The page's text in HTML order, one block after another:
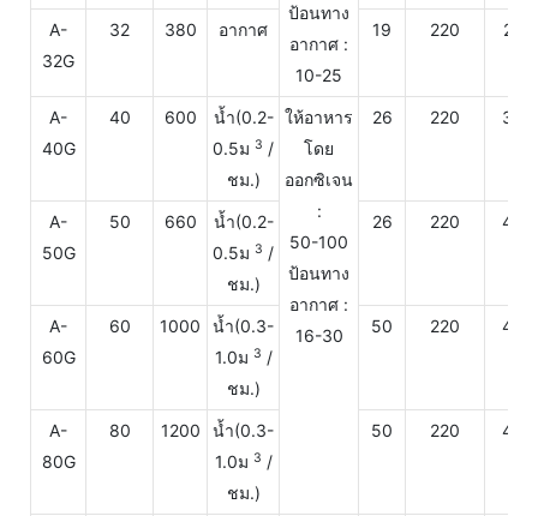
ป้อนทาง
อากาศ :
10-25
A-
32G
32 380 อากาศ 19 220 250
A-
40G
40 600
น้ำ(0.2-
0.5ม 3 /
ชม.)
ให้อาหาร
โดย
ออกซิเจน
:
50-100
ป้อนทาง
อากาศ :
16-30
26 220 300
A-
50G
50 660
น้ำ(0.2-
0.5ม 3 /
ชม.)
26 220 400
A-
60G
60 1000
น้ำ(0.3-
1.0ม 3 /
ชม.)
50 220 450
A-
80G
80 1200
น้ำ(0.3-
1.0ม 3 /
ชม.)
50 220 450